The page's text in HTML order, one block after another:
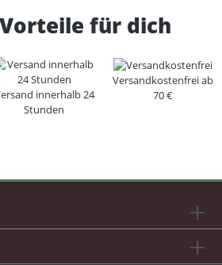
für dich
innerhalb 24
Stunden
Versandkostenfrei ab
70 €